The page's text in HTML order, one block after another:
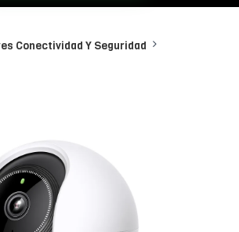
Conectividad Y Seguridad